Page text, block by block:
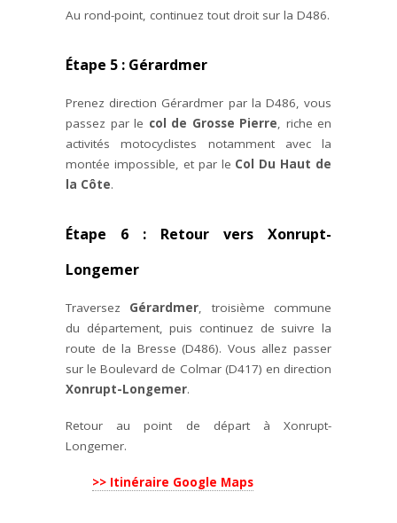
Au rond-point, continuez tout droit sur la D486.
Étape 5 : Gérardmer
Prenez direction Gérardmer par la D486, vous
passez par le col de Grosse Pierre, riche en
activités motocyclistes notamment avec la
montée impossible, et par le Col Du Haut de
la Côte.
Étape 6 : Retour vers Xonrupt-
Longemer
Traversez Gérardmer, troisième commune
du département, puis continuez de suivre la
route de la Bresse (D486). Vous allez passer
sur le Boulevard de Colmar (D417) en direction
Xonrupt-Longemer.
Retour au point de départ à Xonrupt-
Longemer.
>> Itinéraire Google Maps